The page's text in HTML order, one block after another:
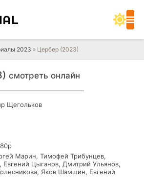
2023 » Цербер (2023)
смотреть онлайн
Щегольков
Марин, Тимофей Трибунцев,
Евгений Цыганов, Дмитрий Ульянов,
Яков Шамшин, Евгений